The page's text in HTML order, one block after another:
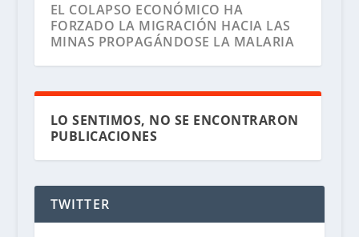
EL COLAPSO ECONÓMICO HA
FORZADO LA MIGRACIÓN HACIA LAS
MINAS PROPAGÁNDOSE LA MALARIA
LO SENTIMOS, NO SE ENCONTRARON
PUBLICACIONES
TWITTER